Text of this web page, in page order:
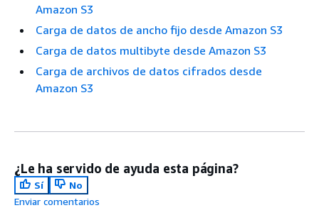
Amazon S3
Carga de datos de ancho fijo desde Amazon S3
Carga de datos multibyte desde Amazon S3
Carga de archivos de datos cifrados desde
Amazon S3
¿Le ha servido de ayuda esta página?
Sí
No
Enviar comentarios